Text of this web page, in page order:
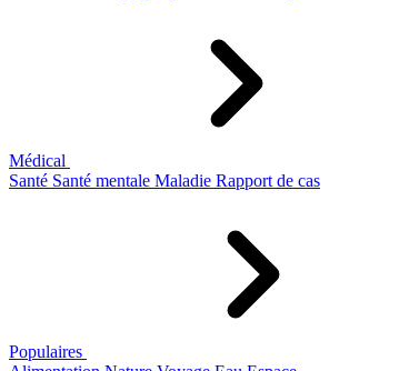
Médical
Santé Santé mentale Maladie Rapport de cas
Populaires